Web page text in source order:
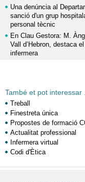
Una denúncia al
sanció d'un grup
personal tècnic
En Clau Gestora: M.
Vall d’Hebron, destaca
infermera
També et pot interessar
Treball
Finestreta única
Propostes de formació
Actualitat professional
Infermera virtual
Codi d'Ètica